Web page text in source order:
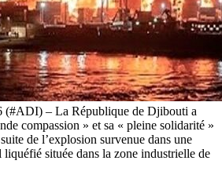
– La République de Djibouti a
compassion » et sa « pleine solidarité »
de l’explosion survenue dans une
située dans la zone industrielle de